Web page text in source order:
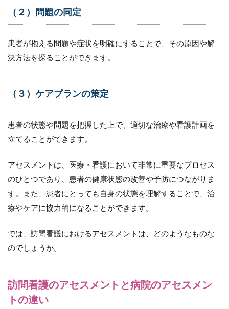
セ
ン
ト
と
の
ア
セ
メ
ン
違
い
2.1
（１）
実施場
（２）
2.3
（３）
（２）問題の同定
患者が抱える問題や症状を明確にすることで、その原因や解
決方法を探ることができます。
（３）ケアプランの策定
患者の状態や問題を把握した上で、適切な治療や看護計画を
立てることができます。
アセスメントは、医療・看護において非常に重要なプロセス
のひとつであり、患者の健康状態の改善や予防につながりま
す。また、患者にとっても自身の状態を理解することで、治
療やケアに協力的になることができます。
では、訪問看護におけるアセスメントは、どのようなものな
のでしょうか。
訪問看護のアセスメントと病院のアセスメン
トの違い